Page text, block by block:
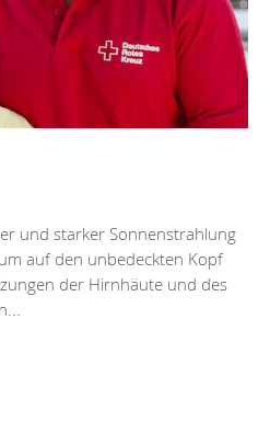
und starker Sonnenstrahlung
auf den unbedeckten Kopf
der Hirnhäute und des